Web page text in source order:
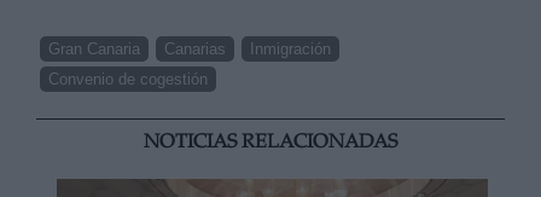
Gran Canaria Canarias
Inmigración
Convenio de cogestión
NOTICIAS RELACIONADAS